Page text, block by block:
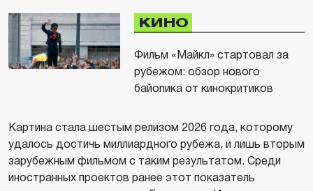
КИНО
Фильм «Майкл» стартовал за
рубежом: обзор нового
байопика от кинокритиков
Картина стала шестым релизом 2026 года, которому
удалось достичь миллиардного рубежа, и лишь вторым
зарубежным фильмом с таким результатом. Среди
иностранных проектов ранее этот показатель